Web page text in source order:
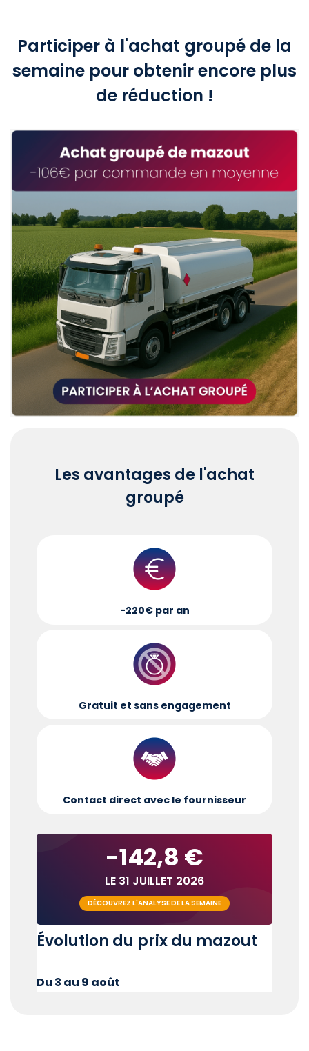
Participer à l'achat groupé de la
semaine pour obtenir encore plus
de réduction !
Les avantages de l'achat
groupé
-220€ par an
Gratuit et sans engagement
Contact direct avec le fournisseur
-142,8 €
LE 31 JUILLET 2026
DÉCOUVREZ L'ANALYSE DE LA SEMAINE
Évolution du prix du mazout
Du 3 au 9 août